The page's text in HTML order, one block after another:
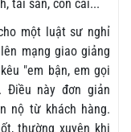
tài sản, con cái...
một luật sư nghỉ
mạng giao giảng
"em bận, em gọi
Điều này đơn giản
nộ từ khách hàng.
thường xuyên khi